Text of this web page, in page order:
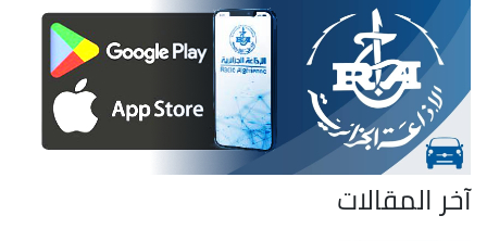
آخر المقالات